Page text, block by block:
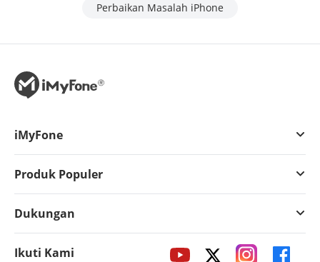
Perbaikan Masalah iPhone
iMyFone
Produk Populer
Dukungan
Ikuti Kami